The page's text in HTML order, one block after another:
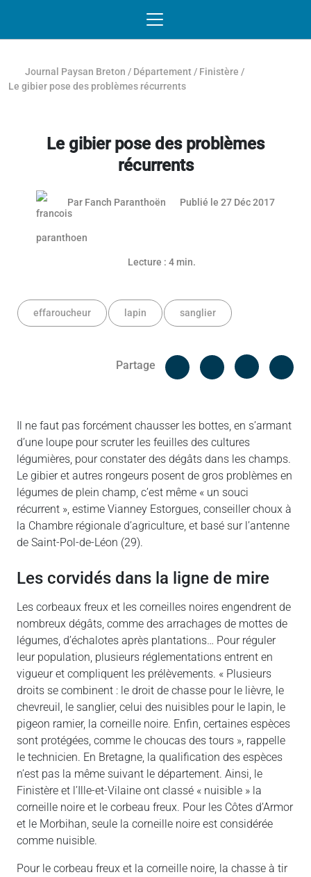
Journal Paysan Breton / Département / Finistère /
Le gibier pose des problèmes récurrents
Le gibier pose des problèmes
récurrents
Par Fanch Paranthoën Publié le 27 Déc 2017
Lecture : 4 min.
effaroucheur lapin sanglier
Partage
Facebook
Il ne faut pas forcément chausser les bottes, en s’armant
d’une loupe pour scruter les feuilles des cultures
légumières, pour constater des dégâts dans les champs.
Le gibier et autres rongeurs posent de gros problèmes en
légumes de plein champ, c’est même « un souci
récurrent », estime Vianney Estorgues, conseiller choux à
la Chambre régionale d’agriculture, et basé sur l’antenne
de Saint-Pol-de-Léon (29).
Les corvidés dans la ligne de mire
Les corbeaux freux et les corneilles noires engendrent de
nombreux dégâts, comme des arrachages de mottes de
légumes, d’échalotes après plantations… Pour réguler
leur population, plusieurs réglementations entrent en
vigueur et compliquent les prélèvements. « Plusieurs
droits se combinent : le droit de chasse pour le lièvre, le
chevreuil, le sanglier, celui des nuisibles pour le lapin, le
pigeon ramier, la corneille noire. Enfin, certaines espèces
sont protégées, comme le choucas des tours », rappelle
le technicien. En Bretagne, la qualification des espèces
n’est pas la même suivant le département. Ainsi, le
Finistère et l’Ille-et-Vilaine ont classé « nuisible » la
corneille noire et le corbeau freux. Pour les Côtes d’Armor
et le Morbihan, seule la corneille noire est considérée
comme nuisible.
Pour le corbeau freux et la corneille noire, la chasse à tir